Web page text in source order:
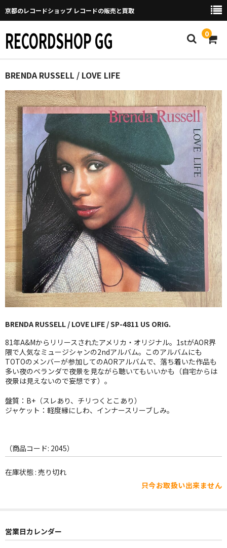
京都のレコードショップ レコードの販売と買取
RECORDSHOP GG 0
Home
マイページ
GGについて
買取について
取り置きなどについて
Categories
New Arrivals
新譜
GG RECORD （当店のレーベル）
全商品
JAZZ-US
BLUE NOTE
JAZZ-EU
JAZZ-JP
JAZZ-VOCAL
ROCK
WORLD
その他
BRENDA RUSSELL / LOVE LIFE
BRENDA RUSSELL / LOVE LIFE / SP-4811 US ORIG.
81年A&Mからリリースされたアメリカ・オリジナル。1stがAOR界
隈で人気なミュージシャンの2ndアルバム。このアルバムにも
TOTOのメンバーが参加してのAORアルバムで、落ち着いた作品も
多い夜のベランダで夜景を見ながら聴いてもいいかも（自宅からは
夜景は見えないので妄想です）。
盤質：B+（スレあり、チリつくとこあり）
ジャケット：軽度縁にしわ、インナースリーブしみ。
（商品コード: 2045）
在庫状態 : 売り切れ
只今お取扱い出来ません
営業日カレンダー